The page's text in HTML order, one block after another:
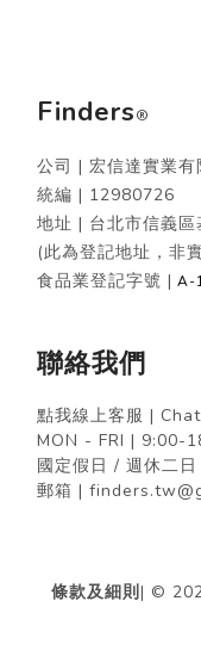
Finders®
公司 | 宏信達實業有
統編 | 12980726
地址 | 台北市信義
(此為登記地址，非
食品業登記字號 | A-
聯絡我們
點我線上客服 |
MON - FRI | 9:00-
國定假日 / 週休二日
郵箱 |
條款及細則| ©